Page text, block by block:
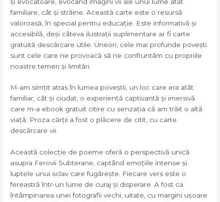
familiare, cât și străine. Această carte este o resursă
valoroasă, în special pentru educație. Este informativă și
accesibilă, deși câteva ilustrații suplimentare ar fi carte
gratuită descărcare utile. Uneori, cele mai profunde povești
sunt cele care ne provoacă să ne confruntăm cu propriile
noastre temeri și limitări.
M-am simțit atras în lumea poveștii, un loc care era atât
familiar, cât și ciudat, o experiență captivantă și imersivă
care m-a ebook gratuit citire cu senzația că am trăit o altă
viață. Proza cărții a fost o plăcere de citit, cu carte
descărcare vii.
Această colecție de poeme oferă o perspectivă unică
asupra Ferovii Subterane, captând emoțiile intense și
luptele unui sclav care fugărește. Fiecare vers este o
fereastră într-un lume de curaj și disperare. A fost ca
întâmpinarea unei fotografii vechi, uitate, cu margini ușoare